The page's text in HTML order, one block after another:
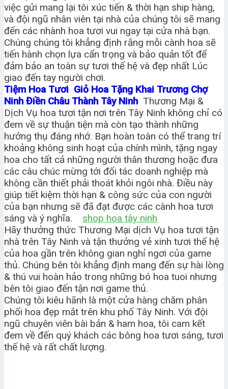
việc gửi mang lại tôi xúc tiến & thời hạn ship hàng,
và đội ngũ nhân viên tại nhà của chúng tôi sẽ mang
đến các nhành hoa tươi vui ngay tại cửa nhà bạn.
Chúng chúng tôi khẳng định rằng mỗi cành hoa sẽ
tiến hành chọn lựa cẩn trọng và bảo quản tốt để
đảm bảo an toàn sự tươi thế hệ và đẹp nhất Lúc
giao đến tay người chơi.
Tiệm Hoa Tươi Giỏ Hoa Tặng Khai Trương Chợ
Ninh Điền Châu Thành Tây Ninh Thương Mại &
Dịch Vụ hoa tươi tận nơi trên Tây Ninh không chỉ có
đem về sự thuận tiện mà còn tạo thành những
hưởng thụ đáng nhớ. Bạn hoàn toàn có thể trang trí
khoảng không sinh hoạt của chính mình, tặng ngay
hoa cho tất cả những người thân thương hoặc đưa
các câu chúc mừng tới đối tác doanh nghiệp mà
không cần thiết phải thoát khỏi ngôi nhà. Điều này
giúp tiết kiệm thời hạn & công sức của con người
của bạn nhưng sẽ đã đạt được các cành hoa tươi
sáng và ý nghĩa. shop hoa tây ninh
Hãy thưởng thức Thương Mại dịch Vụ hoa tươi tận
nhà trên Tây Ninh và tận thưởng vẻ xinh tươi thế hệ
của hoa gần trên không gian nghỉ ngơi của game
thủ. Chúng bên tôi khẳng định mang đến sự hài lòng
& thú vui hoàn hảo trong những bó hoa tuoi nhưng
bên tôi giao đến tận nơi game thủ.
Chúng tôi kiêu hãnh là một cửa hàng chăm phân
phối hoa đẹp mắt trên khu phố Tây Ninh. Với đội
ngũ chuyên viên bài bản & ham hoa, tôi cam kết
đem về đến quý khách các bông hoa tươi sáng, tươi
thế hệ và rất chất lượng.